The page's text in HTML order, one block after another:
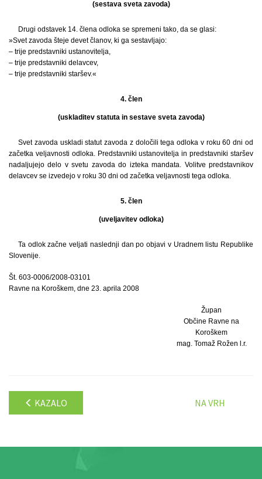
(sestava sveta zavoda)
Drugi odstavek 14. člena odloka se spremeni tako, da se glasi:
»Svet zavoda šteje devet članov, ki ga sestavljajo:
– trije predstavniki ustanovitelja,
– trije predstavniki delavcev,
– trije predstavniki staršev.«
4. člen
(uskladitev statuta in sestave sveta zavoda)
Svet zavoda uskladi statut zavoda z določili tega odloka v roku 60 dni od
začetka veljavnosti odloka. Predstavniki ustanovitelja in predstavniki staršev
nadaljujejo delo v svetu zavoda do izteka mandata. Volitve predstavnikov
delavcev se izvedejo v roku 30 dni od začetka veljavnosti tega odloka.
5. člen
(uveljavitev odloka)
Ta odlok začne veljati naslednji dan po objavi v Uradnem listu Republike
Slovenije.
Št. 603-0006/2008-03101
Ravne na Koroškem, dne 23. aprila 2008
Župan
Občine Ravne na
Koroškem
mag. Tomaž Rožen l.r.
KAZALO NA VRH